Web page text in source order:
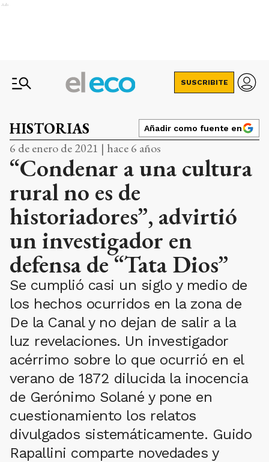
Ads
SUSCRIBITE
HISTORIAS Añadir como fuente en
6 de enero de 2021 | hace 6 años
“Condenar a una cultura
rural no es de
historiadores”, advirtió
un investigador en
defensa de “Tata Dios”
Se cumplió casi un siglo y medio de
los hechos ocurridos en la zona de
De la Canal y no dejan de salir a la
luz revelaciones. Un investigador
acérrimo sobre lo que ocurrió en el
verano de 1872 dilucida la inocencia
de Gerónimo Solané y pone en
cuestionamiento los relatos
divulgados sistemáticamente. Guido
Rapallini comparte novedades y